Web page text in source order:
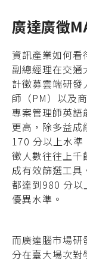
廣達廣徵
資訊產業如何看
副總經理在交通
計徵募雲端研發
師（PM）以及
專案管理師英語
更高，除多益成
170 分以上水
徵人數往往上千
成有效篩選工具
都達到980 分以
優異水準。
而廣達腦市場研
分在臺大場次